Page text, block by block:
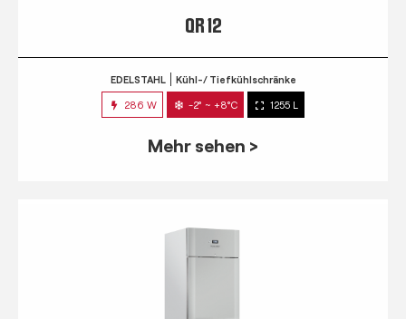
QR 12
EDELSTAHL Kühl-/ Tiefkühlschränke
286 W -2° ~ +8°C 1255 L
Mehr sehen >